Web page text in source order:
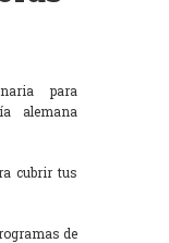
para
alemana
cubrir tus
de